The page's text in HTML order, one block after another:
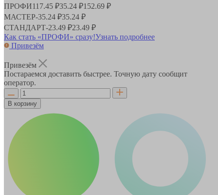
ПРОФИ117.45 ₽35.24 ₽152.69 ₽
МАСТЕР-35.24 ₽35.24 ₽
СТАНДАРТ-23.49 ₽23.49 ₽
Как стать «ПРОФИ» сразу!Узнать подробнее
Привезём
Привезём
Постараемся доставить быстрее. Точную дату сообщит
оператор.
В корзину